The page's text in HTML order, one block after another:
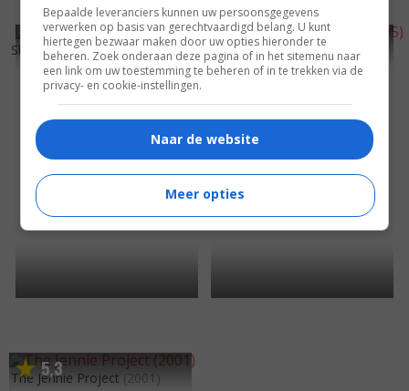
5,5
Shooting Gallery (2005) 6,0
Faith of My Fathers
5,3
The Jennie Project (2001)
Bepaalde leveranciers kunnen uw persoonsgegevens
verwerken op basis van gerechtvaardigd belang. U kunt
hiertegen bezwaar maken door uw opties hieronder te
beheren. Zoek onderaan deze pagina of in het sitemenu naar
een link om uw toestemming te beheren of in te trekken via de
privacy- en cookie-instellingen.
Naar de website
Meer opties